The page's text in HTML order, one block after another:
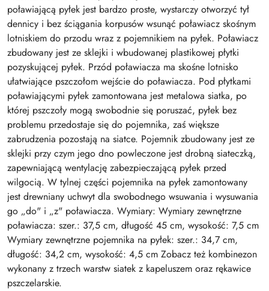
poławiającą pyłek jest bardzo proste, wystarczy otworzyć tył
dennicy i bez ściągania korpusów wsunąć poławiacz skośnym
lotniskiem do przodu wraz z pojemnikiem na pyłek. Poławiacz
zbudowany jest ze sklejki i wbudowanej plastikowej płytki
pozyskującej pyłek. Przód poławiacza ma skośne lotnisko
ułatwiające pszczołom wejście do poławiacza. Pod płytkami
poławiającymi pyłek zamontowana jest metalowa siatka, po
której pszczoły mogą swobodnie się poruszać, pyłek bez
problemu przedostaje się do pojemnika, zaś większe
zabrudzenia pozostają na siatce. Pojemnik zbudowany jest ze
sklejki przy czym jego dno powleczone jest drobną siateczką,
zapewniającą wentylację zabezpieczającą pyłek przed
wilgocią. W tylnej części pojemnika na pyłek zamontowany
jest drewniany uchwyt dla swobodnego wsuwania i wysuwania
go „do" i „z" poławiacza. Wymiary: Wymiary zewnętrzne
poławiacza: szer.: 37,5 cm, długość 45 cm, wysokość: 7,5 cm
Wymiary zewnętrzne pojemnika na pyłek: szer.: 34,7 cm,
długość: 34,2 cm, wysokość: 4,5 cm Zobacz też kombinezon
wykonany z trzech warstw siatek z kapeluszem oraz rękawice
pszczelarskie.